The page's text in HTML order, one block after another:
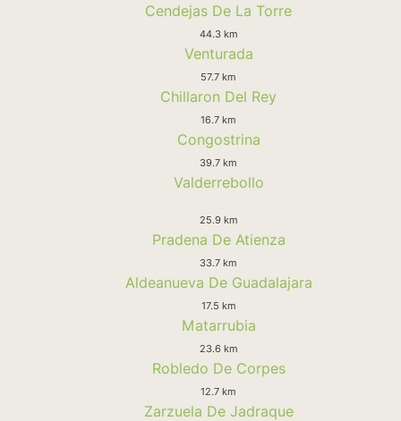
Cendejas De La Torre
44.3 km
Venturada
57.7 km
Chillaron Del Rey
16.7 km
Congostrina
39.7 km
Valderrebollo
25.9 km
Pradena De Atienza
33.7 km
Aldeanueva De Guadalajara
17.5 km
Matarrubia
23.6 km
Robledo De Corpes
12.7 km
Zarzuela De Jadraque